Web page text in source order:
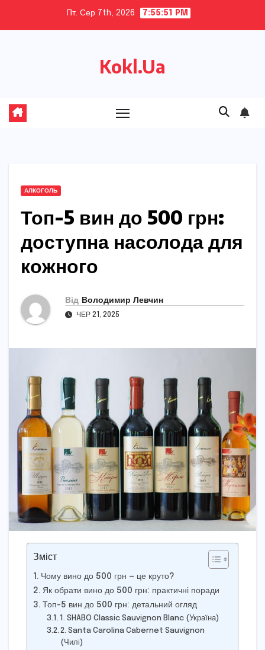
Пт. Сер 7th, 2026 7:55:53 PM
Kokl.Ua
АЛКОГОЛЬ
Топ-5 вин до 500 грн:
доступна насолода для
кожного
Від Володимир Левчин
ЧЕР 21, 2025
Зміст
Чому вино до 500 грн — це круто?
Як обрати вино до 500 грн: практичні поради
Топ-5 вин до 500 грн: детальний огляд
1. SHABO Classic Sauvignon Blanc (Україна)
2. Santa Carolina Cabernet Sauvignon
(Чилі)